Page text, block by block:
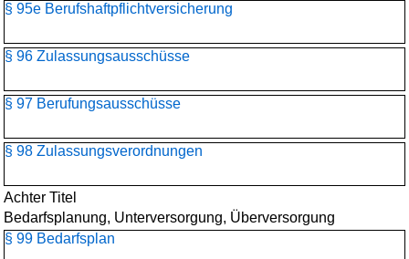
§ 95e Berufshaftpflichtversicherung
§ 96 Zulassungsausschüsse
§ 97 Berufungsausschüsse
§ 98 Zulassungsverordnungen
Achter Titel
Bedarfsplanung, Unterversorgung, Überversorgung
§ 99 Bedarfsplan